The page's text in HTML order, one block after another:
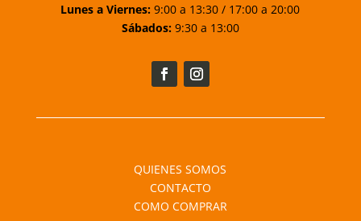
Lunes a Viernes: 9:00 a 13:30 / 17:00 a 20:00
Sábados:9:30 a 13:00
QUIENES SOMOS
CONTACTO
COMO COMPRAR